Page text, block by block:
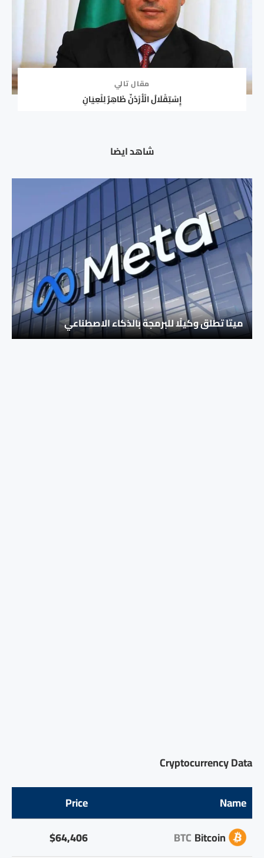
مقال تالي
إِسْتِقْلَالُ الْأُرْدُنِّ ظَاهِرٌ لِلْعِيَانِ
شاهد ايضا
ميتا تطلق وكيلًا للبرمجة بالذكاء الاصطناعي
Cryptocurrency Data
Name
Price
Bitcoin
BTC
$64,406